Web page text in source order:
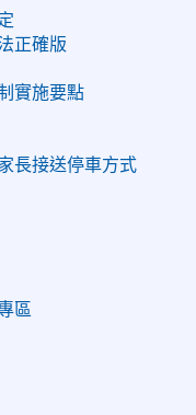
正確版
實施要點
長接送停車方式
區